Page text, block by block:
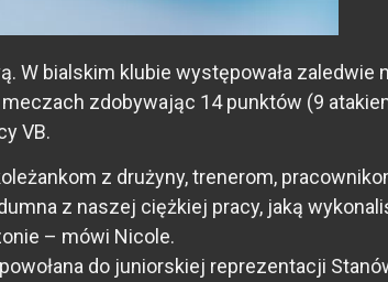
W bialskim klubie występowała
zdobywając 14 punktów (9
VB.
z drużyny, trenerom,
z naszej ciężkiej pracy, jaką
– mówi Nicole.
do juniorskiej reprezentacji